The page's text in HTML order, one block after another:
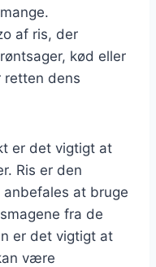
af ris, der
kød eller
retten dens
er det vigtigt at
Ris er den
at bruge
fra de
er det vigtigt at
være